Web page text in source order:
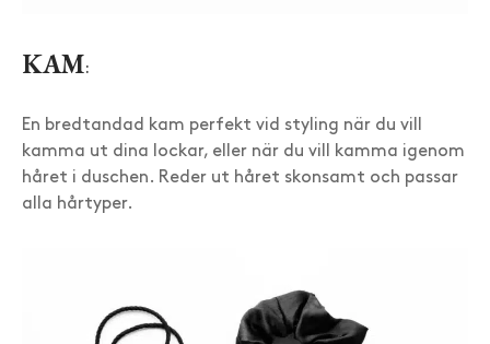
KAM:
En bredtandad kam perfekt vid styling när du vill
kamma ut dina lockar, eller när du vill kamma igenom
håret i duschen. Reder ut håret skonsamt och passar
alla hårtyper.